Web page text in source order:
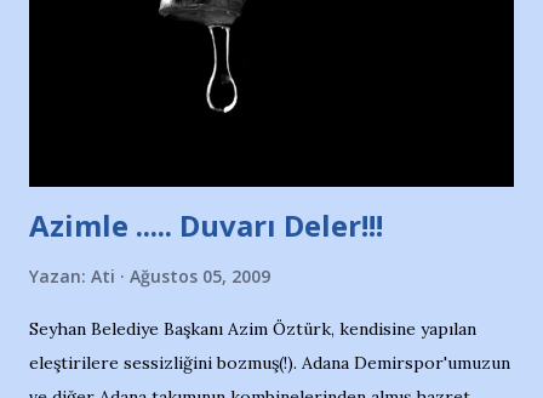
Sadece 4 kız çocuğu var. Nesrin, Adana Demirspor’un 4
kızından biri oluyor o gün…Giriyor havuza. 1973 – 1975
Adana Nesrin, 16 yaşında. Yüzüyor. 7 yaşında girdiği
Türkiye 3.lüğü var. 17 yaşında mar...
Azimle ..... Duvarı Deler!!!
Yazan: Ati Ağustos 05, 2009
Seyhan Belediye Başkanı Azim Öztürk, kendisine yapılan
eleştirilere sessizliğini bozmuş(!). Adana Demirspor'umuzun